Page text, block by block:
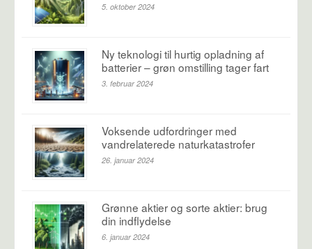
5. oktober 2024
Ny teknologi til hurtig opladning af
batterier – grøn omstilling tager fart
3. februar 2024
Voksende udfordringer med
vandrelaterede naturkatastrofer
26. januar 2024
Grønne aktier og sorte aktier: brug
din indflydelse
6. januar 2024